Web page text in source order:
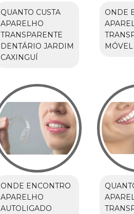
QUANTO CUSTA
APARELHO
TRANSPARENTE
DENTÁRIO JARDIM
CAXINGUÍ
ONDE
ONDE ENCONTRO
APARELHO
AUTOLIGADO